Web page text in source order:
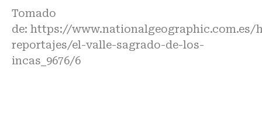
Tomado
de: https://www.nationalgeographic.com.es/
reportajes/el-valle-sagrado-de-los-
incas_9676/6